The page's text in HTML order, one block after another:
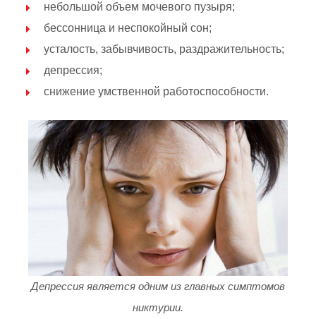
небольшой объем мочевого пузыря;
бессонница и неспокойный сон;
усталость, забывчивость, раздражительность;
депрессия;
снижение умственной работоспособности.
Депрессия является одним из главных симптомов
никтурии.